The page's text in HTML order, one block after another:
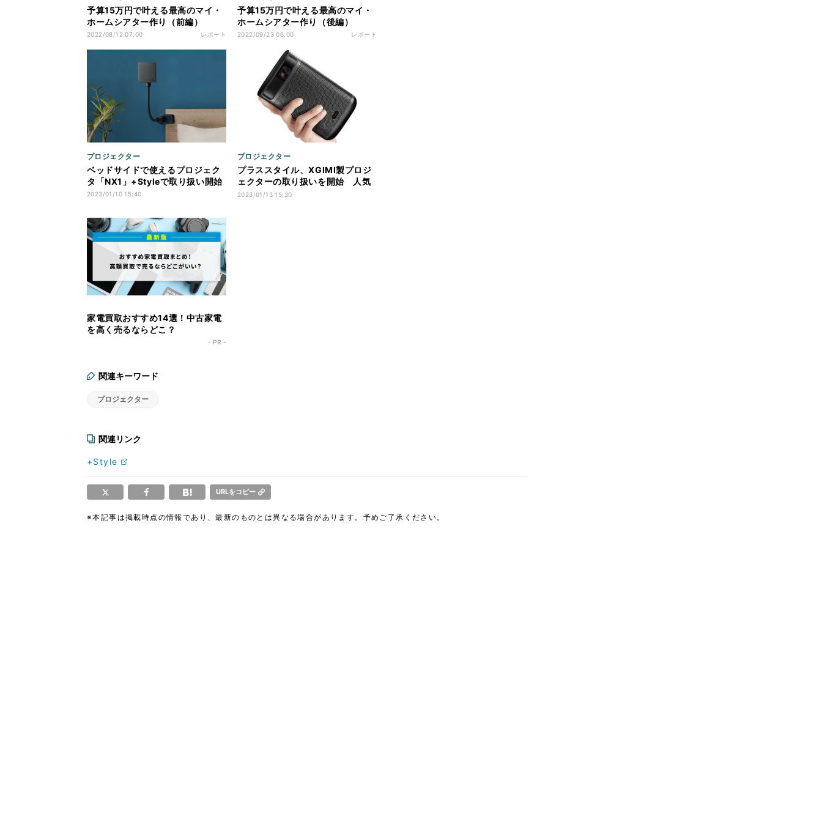
予算15万円で叶える最高のマイ・
ホームシアター作り（前編）
2022/08/12 07:00 レポート
予算15万円で叶える最高のマイ・
ホームシアター作り（後編）
2022/09/23 06:00 レポート
プロジェクター
ベッドサイドで使えるプロジェク
タ「NX1」+Styleで取り扱い開始
2023/01/10 15:40
プロジェクター
プラススタイル、XGIMI製プロジ
ェクターの取り扱いを開始 人気
の高い3製品
2023/01/13 15:30
家電買取おすすめ14選！中古家電
を高く売るならどこ？
- PR -
関連キーワード
プロジェクター
関連リンク
+Style
URLをコピー
※本記事は掲載時点の情報であり、最新のものとは異なる場合があります。予めご了承ください。